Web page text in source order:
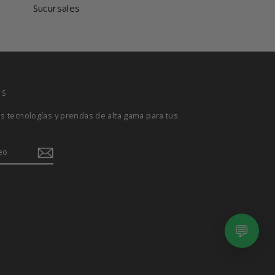
💬
Sucursales
tecnologías y prendas de alta gama para tus